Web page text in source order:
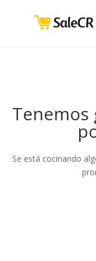
Se está cocinando